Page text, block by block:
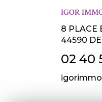
IGOR
8 PLACE
44590
02 40